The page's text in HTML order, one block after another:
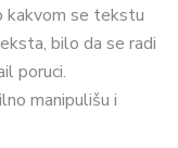
kakvom se tekstu
bilo da se radi
poruci.
manipulišu i